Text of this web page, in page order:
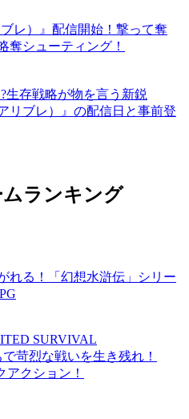
ブレ）』配信開始！撃って奪
奪シューティング！
生存戦略が物を言う新鋭
リブレ）』の配信日と事前登
ランキング
れる！「幻想水滸伝」シリー
SURVIVAL
苛烈な戦いを生き残れ！
クション！